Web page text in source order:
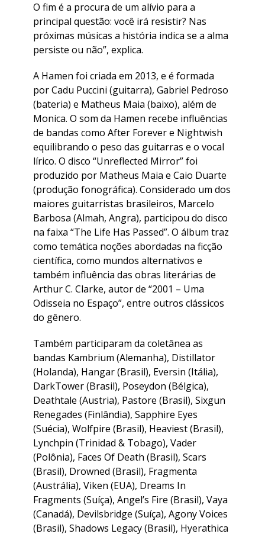
O fim é a procura de um alívio para a
principal questão: você irá resistir? Nas
próximas músicas a história indica se a alma
persiste ou não”, explica.
A Hamen foi criada em 2013, e é formada
por Cadu Puccini (guitarra), Gabriel Pedroso
(bateria) e Matheus Maia (baixo), além de
Monica. O som da Hamen recebe influências
de bandas como After Forever e Nightwish
equilibrando o peso das guitarras e o vocal
lírico. O disco “Unreflected Mirror” foi
produzido por Matheus Maia e Caio Duarte
(produção fonográfica). Considerado um dos
maiores guitarristas brasileiros, Marcelo
Barbosa (Almah, Angra), participou do disco
na faixa “The Life Has Passed”. O álbum traz
como temática noções abordadas na ficção
científica, como mundos alternativos e
também influência das obras literárias de
Arthur C. Clarke, autor de “2001 – Uma
Odisseia no Espaço”, entre outros clássicos
do gênero.
Também participaram da coletânea as
bandas Kambrium (Alemanha), Distillator
(Holanda), Hangar (Brasil), Eversin (Itália),
DarkTower (Brasil), Poseydon (Bélgica),
Deathtale (Austria), Pastore (Brasil), Sixgun
Renegades (Finlândia), Sapphire Eyes
(Suécia), Wolfpire (Brasil), Heaviest (Brasil),
Lynchpin (Trinidad & Tobago), Vader
(Polônia), Faces Of Death (Brasil), Scars
(Brasil), Drowned (Brasil), Fragmenta
(Austrália), Viken (EUA), Dreams In
Fragments (Suíça), Angel’s Fire (Brasil), Vaya
(Canadá), Devilsbridge (Suíça), Agony Voices
(Brasil), Shadows Legacy (Brasil), Hyerathica